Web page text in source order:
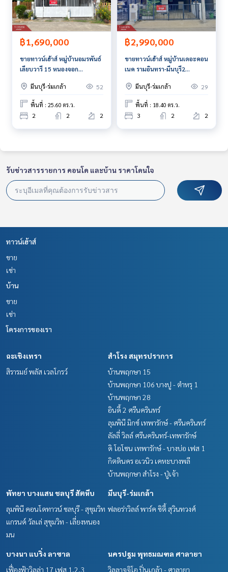
฿1,690,000
ขายทาวน์เฮ้าส์ หมู่บ้านอมรพันธ์
เลียบวารี 15 หนองจอก
มีนบุรี-ร่มเกล้า
52
พื้นที่ : 25.60 ตร.ว.
2 2 2
฿2,990,000
ขายทาวน์เฮ้าส์ หมู่บ้านเดอะคอน
เนค รามอินทรา-มีนบุรี2
มีนบุรี-ร่มเกล้า
29
พื้นที่ : 18.40 ตร.ว.
3 2 2
รับข่าวสารรายการ คอนโด และบ้าน ราคาโดนใจ
ทาวน์เฮ้าส์
ขาย
เช่า
บ้าน
ขาย
เช่า
โครงการของเรา
ฉะเชิงเทรา
สิรารมย์ พลัส เวลโกรว์
สำโรง สมุทรปราการ
บ้านพฤกษา 15
บ้านพฤกษา 106 บางปู - ตำหรุ 1
บ้านพฤกษา 28
อินดี้ 2 ศรีนครินทร์
ลุมพินี มิกซ์ เทพารักษ์ - ศรีนครินทร์
ลัลลี่ วิลล์ ศรีนครินทร์-เทพารักษ์
ดิ โอโซน เทพารักษ์ - บางบ่อ เฟส 1
กิตตินคร อเวนิว เคหะบางพลี
บ้านพฤกษา สำโรง - ปู่เจ้า
พัทยา บางแสน ชลบุรี สัตหีบ
ลุมพินี คอนโดทาวน์ ชลบุรี - สุขุมวิท
แกรนด์ วัลเล่ สุขุมวิท - เลี่ยงหนอง
มน
มีนบุรี-ร่มเกล้า
ฟลอร่าวิลล์ พาร์ค ซิตี้ สุวินทวงศ์
บางนา แบริ่ง ลาซาล
เฟื่องฟ้าวิลล่า 17 เฟส 1,2,3
นครปฐม พุทธมณฑล ศาลายา
วิลลาจจิโอ ปิ่นเกล้า - ศาลายา